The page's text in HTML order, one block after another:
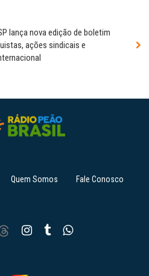
lança nova edição de boletim
ações sindicais e
Quem Somos Fale Conosco